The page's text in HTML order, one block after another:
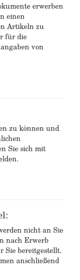
erwerben
einen
Artikeln zu
für die
von
zu können und
Sie sich mit
nicht an Sie
nach Erwerb
Sie bereitgestellt.
anschließend